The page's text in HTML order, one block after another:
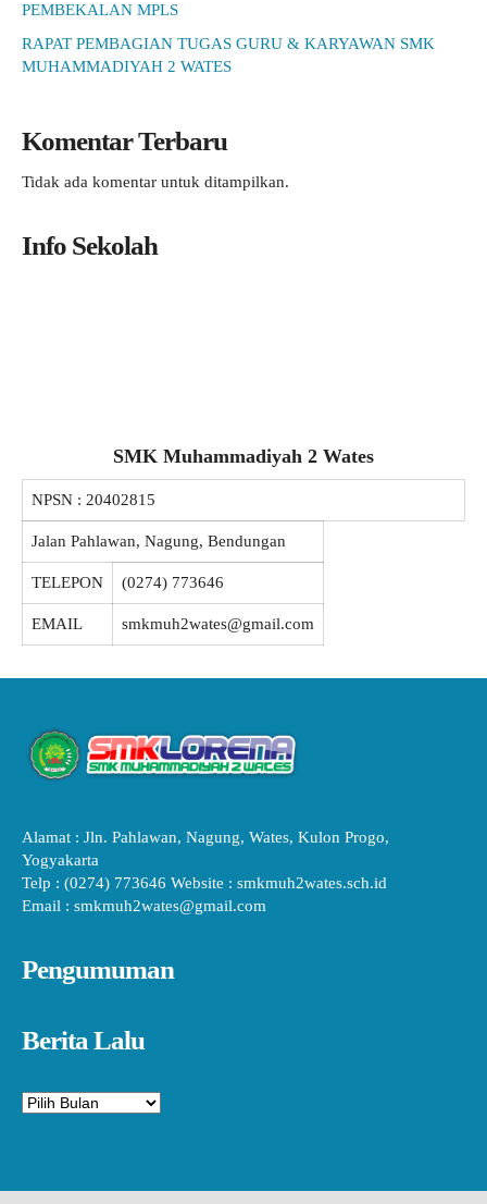
PEMBEKALAN MPLS
RAPAT PEMBAGIAN TUGAS GURU & KARYAWAN SMK
MUHAMMADIYAH 2 WATES
Komentar Terbaru
Tidak ada komentar untuk ditampilkan.
Info Sekolah
SMK Muhammadiyah 2 Wates
NPSN : 20402815
Jalan Pahlawan, Nagung, Bendungan
TELEPON (0274) 773646
EMAIL smkmuh2wates@gmail.com
Alamat : Jln. Pahlawan, Nagung, Wates, Kulon Progo,
Yogyakarta
Telp : (0274) 773646 Website : smkmuh2wates.sch.id
Email : smkmuh2wates@gmail.com
Pengumuman
Berita Lalu
Arsip